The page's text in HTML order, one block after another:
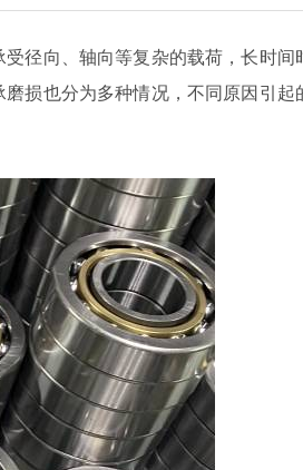
径向、轴向等复杂的载荷，长时间
损也分为多种情况，不同原因引起